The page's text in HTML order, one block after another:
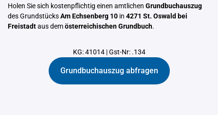
Holen Sie sich kostenpflichtig einen amtlichen Grundbuchauszug
des GrundstücksAm Echsenberg 10 in 4271 St. Oswald bei
Freistadtaus demösterreichischen Grundbuch.
KG: 41014|Gst-Nr: .134
Grundbuchauszug abfragen